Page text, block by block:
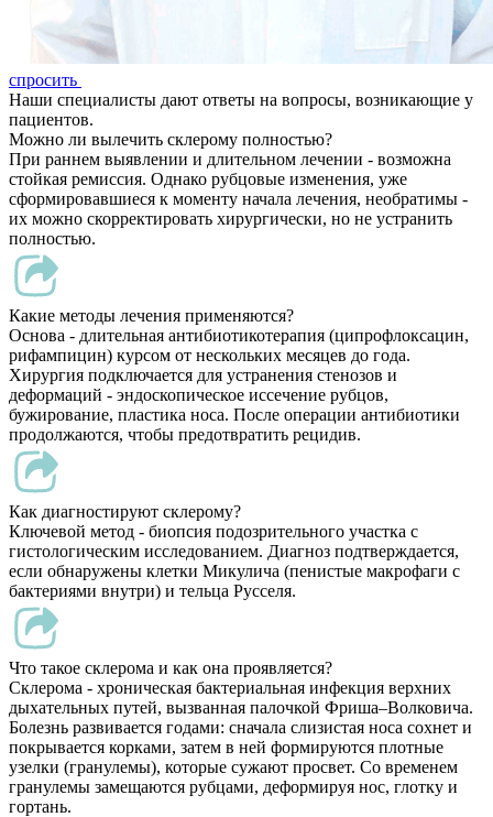
спросить
Наши специалисты дают ответы на вопросы, возникающие у
пациентов.
Можно ли вылечить склерому полностью?
При раннем выявлении и длительном лечении - возможна
стойкая ремиссия. Однако рубцовые изменения, уже
сформировавшиеся к моменту начала лечения, необратимы -
их можно скорректировать хирургически, но не устранить
полностью.
Какие методы лечения применяются?
Основа - длительная антибиотикотерапия (ципрофлоксацин,
рифампицин) курсом от нескольких месяцев до года.
Хирургия подключается для устранения стенозов и
деформаций - эндоскопическое иссечение рубцов,
бужирование, пластика носа. После операции антибиотики
продолжаются, чтобы предотвратить рецидив.
Как диагностируют склерому?
Ключевой метод - биопсия подозрительного участка с
гистологическим исследованием. Диагноз подтверждается,
если обнаружены клетки Микулича (пенистые макрофаги с
бактериями внутри) и тельца Русселя.
Что такое склерома и как она проявляется?
Склерома - хроническая бактериальная инфекция верхних
дыхательных путей, вызванная палочкой Фриша–Волковича.
Болезнь развивается годами: сначала слизистая носа сохнет и
покрывается корками, затем в ней формируются плотные
узелки (гранулемы), которые сужают просвет. Со временем
гранулемы замещаются рубцами, деформируя нос, глотку и
гортань.